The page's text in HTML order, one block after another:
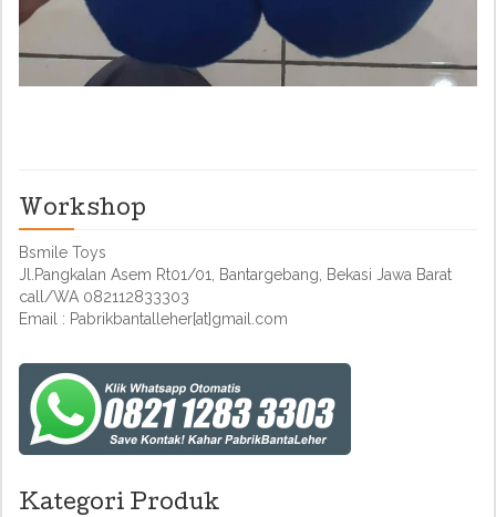
Workshop
Bsmile Toys
Jl.Pangkalan Asem Rt01/01, Bantargebang, Bekasi Jawa Barat
call/WA 082112833303
Email : Pabrikbantalleher[at]gmail.com
Kategori Produk